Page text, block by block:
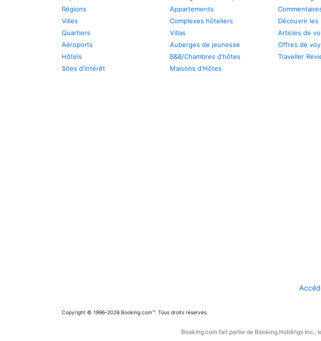
Régions
Villes
Quartiers
Aéroports
Hôtels
Sites d'intérêt
Appartements
Complexes hôteliers
Villas
Auberges de jeunesse
B&B/Chambres d'hôtes
Maisons d'Hôtes
Découvrir les
Articles de
Offres de
Traveller
Copyright © 1996–2026 Booking.com™. Tous droits réservés.
Booking.com fait partie de Booking Holdings Inc.,